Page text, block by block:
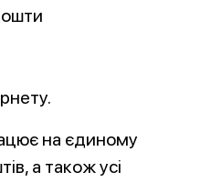
на єдиному
а також усі